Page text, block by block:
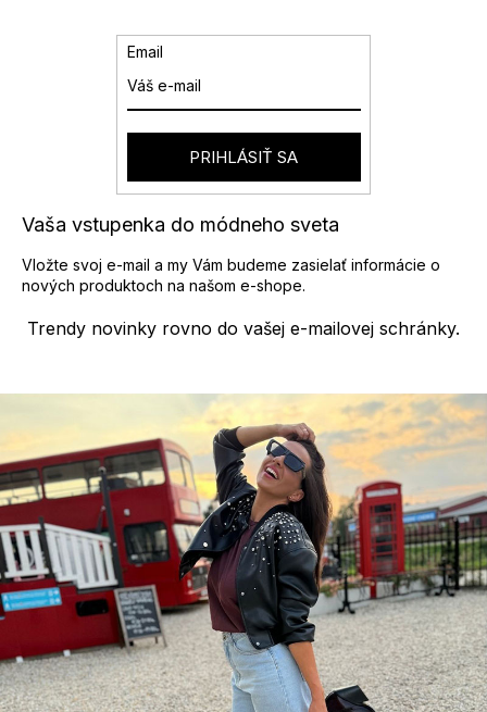
v
k
y
ý
i
u
v
e
Trendy novinky rovno do vašej e-mailovej schránky.
Vaša vstupenka do módneho sveta
Vložte svoj e-mail a my Vám budeme zasielať informácie o
nových produktoch na našom e-shope.
Email
PRIHLÁSIŤ SA